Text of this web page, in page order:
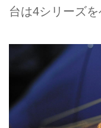
台は4シリーズ